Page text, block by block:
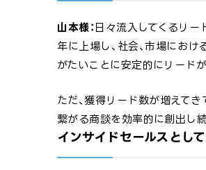
山本様： 日々流入してくるリ
年に上場し、社会、市場にお
がたいことに安定的にリード
ただ、獲得リード数が増えて
繋がる商談を効率的に創出し
インサイドセールスとし